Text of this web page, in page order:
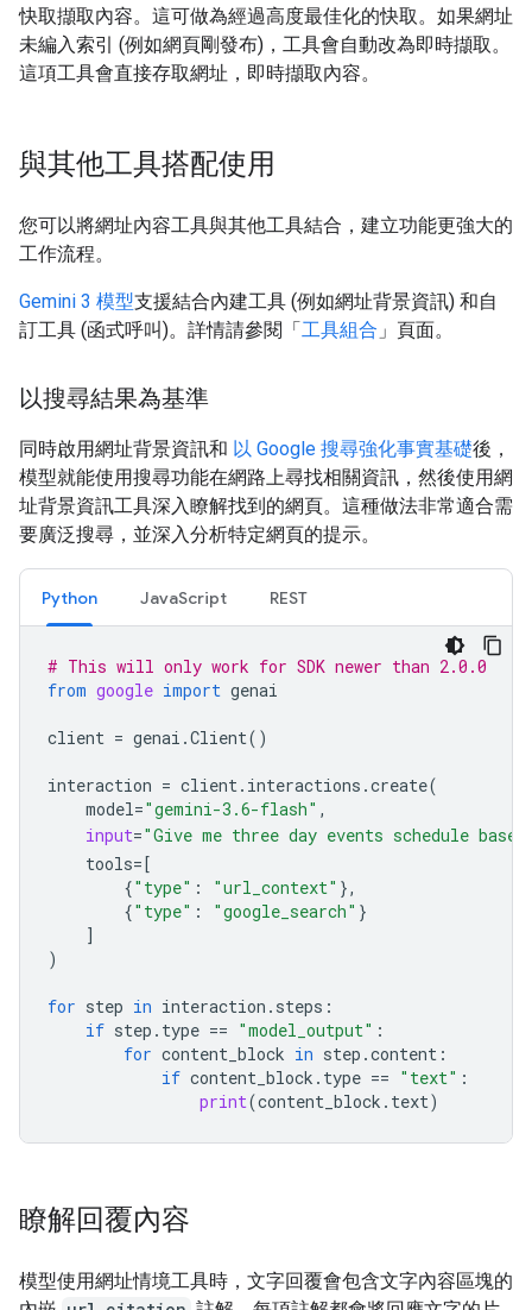
快取擷取內容。這可做為經過高度最佳化的快取。如果網址
未編入索引 (例如網頁剛發布)，工具會自動改為即時擷取。
這項工具會直接存取網址，即時擷取內容。
與其他工具搭配使用
您可以將網址內容工具與其他工具結合，建立功能更強大的
工作流程。
Gemini 3 模型支援結合內建工具 (例如網址背景資訊) 和自
訂工具 (函式呼叫)。詳情請參閱「工具組合 」頁面。
以搜尋結果為基準
同時啟用網址背景資訊和 以 Google 搜尋強化事實基礎後，
模型就能使用搜尋功能在網路上尋找相關資訊，然後使用網
址背景資訊工具深入瞭解找到的網頁。這種做法非常適合需
要廣泛搜尋，並深入分析特定網頁的提示。
Python JavaScript REST
# This will only work for SDK newer than 2.0.0
from google import genai
client = genai .Client()
interaction = client. interactions .create(
model="gemini-3.6-flash" ,
input="Give me three day events schedule
tools=[
{"type" : "url_context" },
{"type" : "google_search" }
]
)
for step in interaction . steps :
if step . type == "model_output" :
for content_block in step .content :
if content_block . type == "text" :
print(content_block . text)
瞭解回覆內容
模型使用網址情境工具時，文字回覆會包含文字內容區塊的